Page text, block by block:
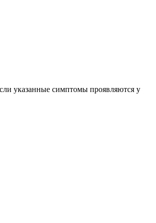
указанные симптомы проявляются у